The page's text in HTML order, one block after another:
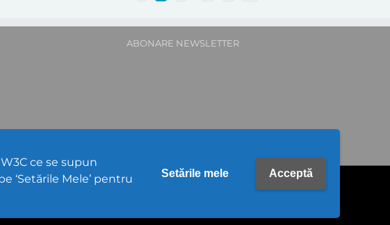
ce se supun
‘Setările Mele’ pentru
Setările mele Acceptă
ABONARE NEWSLETTER
Administrativ-Teritoriale 20368 | Gioseni